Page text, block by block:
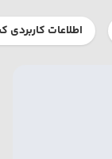
اطلاعات کاربردی